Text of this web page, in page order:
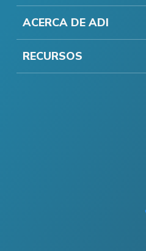
ACERCA DE ADI
RECURSOS